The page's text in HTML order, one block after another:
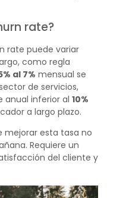
rate?
rate puede variar
como regla
al 7% mensual se
de servicios,
anual inferior al 10%
a largo plazo.
mejorar esta tasa no
Requiere un
del cliente y